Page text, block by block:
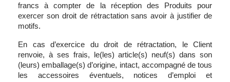
francs à compter de la réception des Produits pour
exercer son droit de rétractation sans avoir à justifier de
motifs.
En cas d’exercice du droit de rétractation, le Client
renvoie, à ses frais, le(les) article(s) neuf(s) dans son
(leurs) emballage(s) d’origine, intact, accompagné de tous
les accessoires éventuels, notices d’emploi et